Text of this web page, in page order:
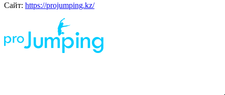
Сайт: https://projumping.kz/